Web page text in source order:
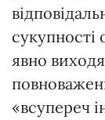
сукупності
явно
«всупереч